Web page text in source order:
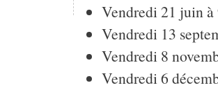
Vendredi 21 juin à
Vendredi 13
Vendredi 8
Vendredi 6